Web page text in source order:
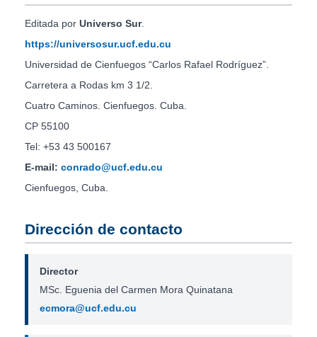
Editada por Universo Sur.
https://universosur.ucf.edu.cu
Universidad de Cienfuegos “Carlos Rafael Rodríguez”.
Carretera a Rodas km 3 1/2.
Cuatro Caminos. Cienfuegos. Cuba.
CP 55100
Tel: +53 43 500167
E-mail: conrado@ucf.edu.cu
Cienfuegos, Cuba.
Dirección de contacto
Director
MSc. Eguenia del Carmen Mora Quinatana
ecmora@ucf.edu.cu